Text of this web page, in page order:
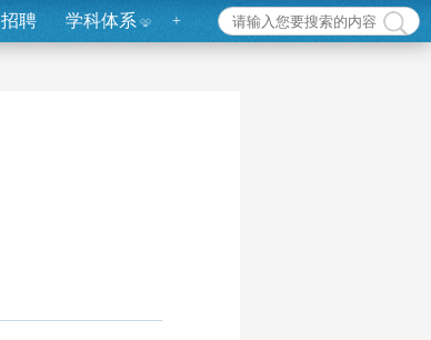
招聘 学科体系 +